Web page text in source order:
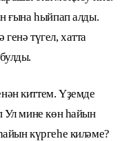
ғына һыйпап алды.
түгел, хатта
киттем. Үҙемде
Ул мине көн һайын
күргеһе киләме?